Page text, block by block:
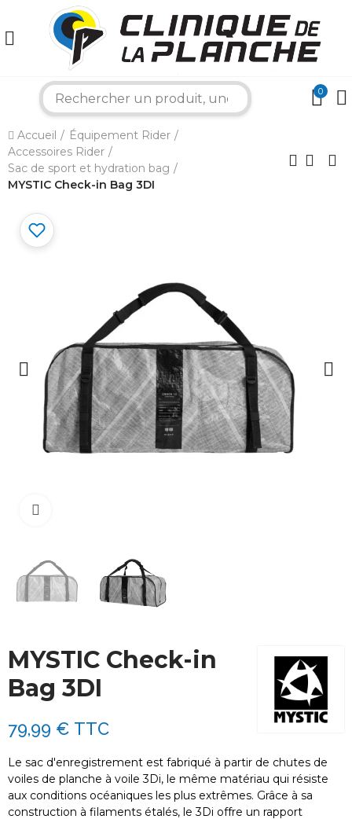
0
Accueil
Équipement Rider
Accessoires Rider
Sac de sport et hydration bag
MYSTIC Check-in Bag 3DI
MYSTIC Check-in
Bag 3DI
79,99 € TTC
Le sac d'enregistrement est fabriqué à partir de chutes de
voiles de planche à voile 3Di, le même matériau qui résiste
aux conditions océaniques les plus extrêmes. Grâce à sa
construction à filaments étalés, le 3Di offre un rapport
×
Bonjour ! Je suis votre expert nautique.
Comment puis-je vous aider aujourd'hui ?